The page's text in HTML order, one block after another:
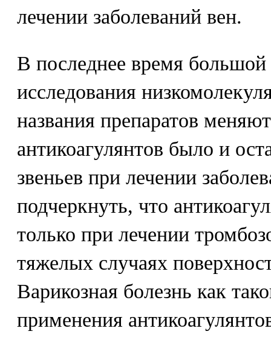
лечении заболеваний вен.
В последнее время
исследования
названия препаратов
антикоагулянтов было и
звеньев при лечении
подчеркнуть, что
только при лечении
тяжелых случаях
Варикозная болезнь как
применения